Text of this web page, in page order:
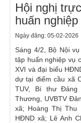
Hội nghị
huấn
Ngày đăng: 05-02-2026
Sáng 4/2, Bộ Nội
tập huấn nghiệp vụ
XVI và đại biểu
dự tại điểm cầu xã
TUV, Bí thư
Thương, UVBTV
xã; Hoàng Thị Thu
HĐND xã; Lê Anh